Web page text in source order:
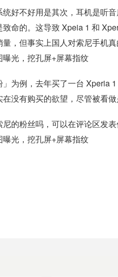
好不好用是其次，耳机是听
命的。这导致 Xpeia 1 和
，但事实上国人对索尼手机真
为例，去年买了一台 Xperia
没有购买的欲望，尽管被看做
的粉丝吗，可以在评论区发表